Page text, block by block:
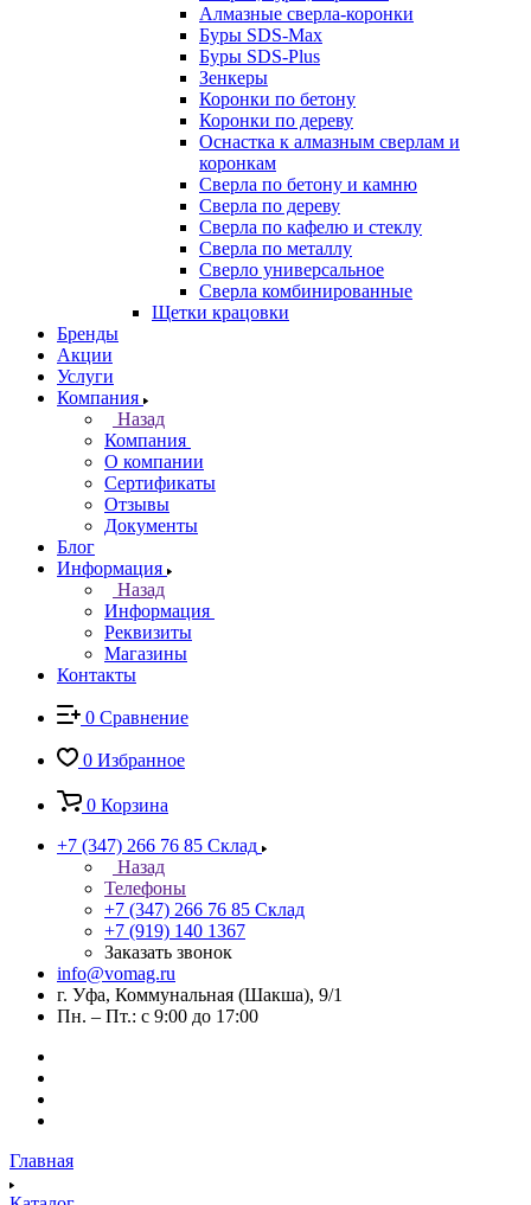
Алмазные сверла-коронки
Буры SDS-Max
Буры SDS-Plus
Зенкеры
Коронки по бетону
Коронки по дереву
Оснастка к алмазным сверлам и
коронкам
Сверла по бетону и камню
Сверла по дереву
Сверла по кафелю и стеклу
Сверла по металлу
Сверло универсальное
Сверла комбинированные
Щетки крацовки
Бренды
Акции
Услуги
Компания
Назад
Компания
О компании
Сертификаты
Отзывы
Документы
Блог
Информация
Назад
Информация
Реквизиты
Магазины
Контакты
0 Сравнение
0 Избранное
0 Корзина
+7 (347) 266 76 85 Склад
Назад
Телефоны
+7 (347) 266 76 85 Склад
+7 (919) 140 1367
Заказать звонок
info@vomag.ru
г. Уфа, Коммунальная (Шакша), 9/1
Пн. – Пт.: с 9:00 до 17:00
Главная